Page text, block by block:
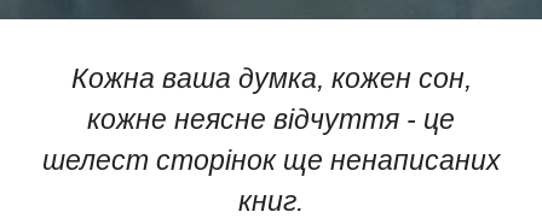
Кожна ваша думка, кожен сон,
кожне неясне відчуття - це
шелест сторінок ще ненаписаних
книг.